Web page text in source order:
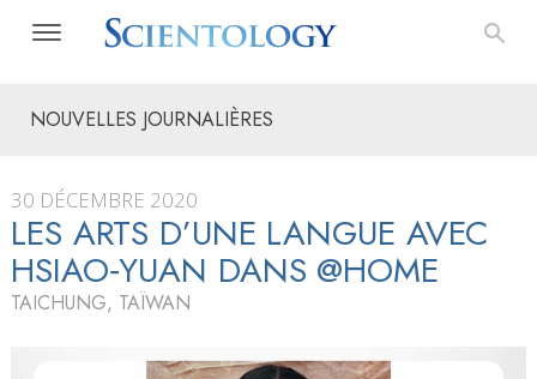
NOUVELLES JOURNALIÈRES
30 DÉCEMBRE 2020
LES ARTS D’UNE LANGUE AVEC
HSIAO‑YUAN DANS @HOME
TAICHUNG, TAÏWAN